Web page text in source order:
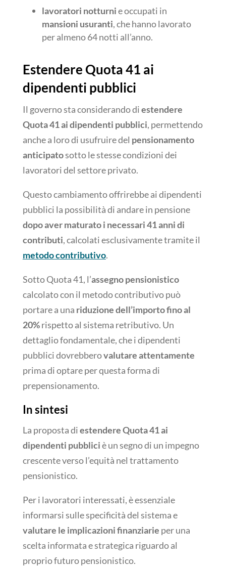
lavoratori notturnie occupati in
mansioni usuranti, che hanno lavorato
per almeno 64 notti all’anno.
Estendere Quota 41 ai
dipendenti pubblici
Il governo sta considerando diestendere
Quota 41 ai dipendenti pubblici, permettendo
anche a loro di usufruire del pensionamento
anticipatosotto le stesse condizioni dei
lavoratori del settore privato.
Questo cambiamento offrirebbe ai dipendenti
pubblici la possibilità di andare in pensione
dopo aver maturato i necessari 41 anni di
contributi, calcolati esclusivamente tramite il
metodo contributivo.
Sotto Quota 41, l’assegno pensionistico
calcolato con il metodo contributivo può
portare a una riduzione dell’importo fino al
20%rispetto al sistema retributivo. Un
dettaglio fondamentale, che i dipendenti
pubblici dovrebberovalutare attentamente
prima di optare per questa forma di
prepensionamento.
In sintesi
La proposta diestendere Quota 41 ai
dipendenti pubbliciè un segno di un impegno
crescente verso l’equità nel trattamento
pensionistico.
Per i lavoratori interessati, è essenziale
informarsi sulle specificità del sistema e
valutare le implicazioni finanziarie per una
scelta informata e strategica riguardo al
proprio futuro pensionistico.